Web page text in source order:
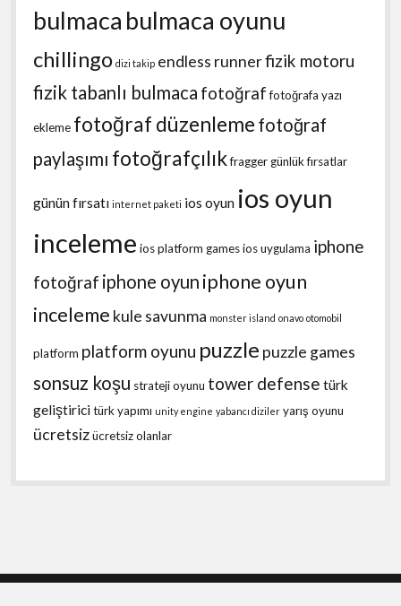
bulmaca bulmaca oyunu
chillingo dizi takip endless runnerfizik motoru
fizik tabanlı bulmaca fotoğraf fotoğrafa yazı
ekleme fotoğraf düzenleme fotoğraf
paylaşımı fotoğrafçılıkfraggergünlük fırsatlar
günün fırsatı internet paketi ios oyun ios oyun
inceleme ios platform gamesios uygulama iphone
fotoğraf iphone oyun iphone oyun
inceleme kule savunma monster island onavo otomobil
platform platform oyunu puzzle puzzle games
sonsuz koşu strateji oyunu tower defense türk
geliştiricitürk yapımı unity engine yabancı diziler yarış oyunu
ücretsizücretsiz olanlar